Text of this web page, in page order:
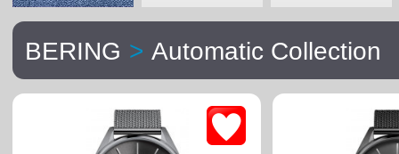
BERING > Automatic Collection